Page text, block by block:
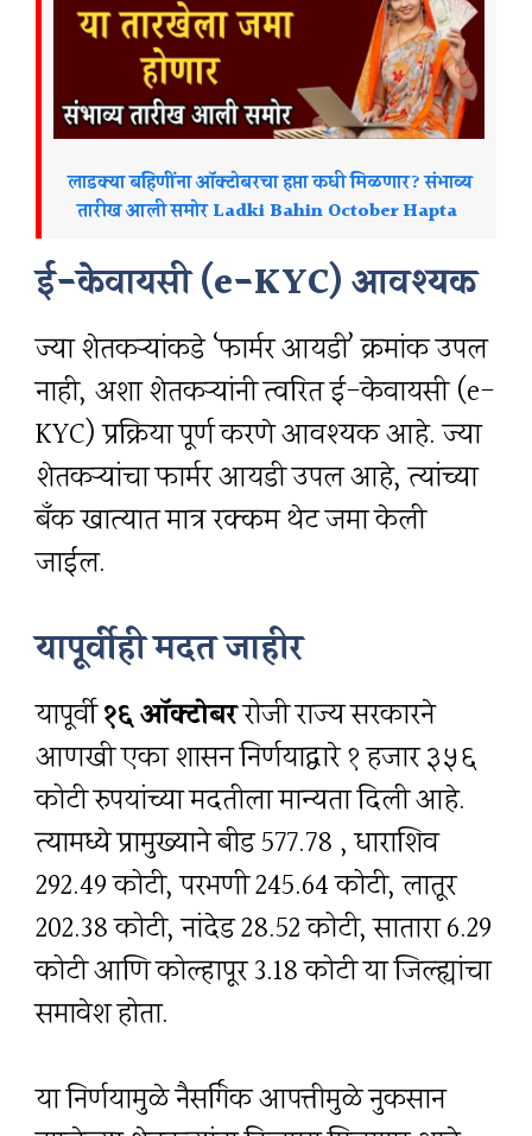
लाडक्या बहिणींना ऑक्टोबरचा हप्ता कधी मिळणार? संभाव्य
तारीख आली समोर Ladki Bahin October Hapta
ई-केवायसी (e-KYC) आवश्यक
ज्या शेतकऱ्यांकडे ‘फार्मर आयडी’ क्रमांक उपलब्ध
नाही, अशा शेतकऱ्यांनी त्वरित ई-केवायसी (e-
KYC) प्रक्रिया पूर्ण करणे आवश्यक आहे. ज्या
शेतकऱ्यांचा फार्मर आयडी उपलब्ध आहे, त्यांच्या
बँक खात्यात मात्र रक्कम थेट जमा केली
जाईल.
यापूर्वीही मदत जाहीर
यापूर्वी१६ ऑक्टोबररोजी राज्य सरकारने
आणखी एका शासन निर्णयाद्वारे १ हजार ३५६
कोटी रुपयांच्या मदतीला मान्यता दिली आहे.
त्यामध्ये प्रामुख्याने बीड 577.78 , धाराशिव
292.49 कोटी, परभणी 245.64 कोटी, लातूर
202.38 कोटी, नांदेड 28.52 कोटी, सातारा 6.29
कोटी आणि कोल्हापूर 3.18 कोटी या जिल्ह्यांचा
समावेश होता.
या निर्णयामुळे नैसर्गिक आपत्तीमुळे नुकसान